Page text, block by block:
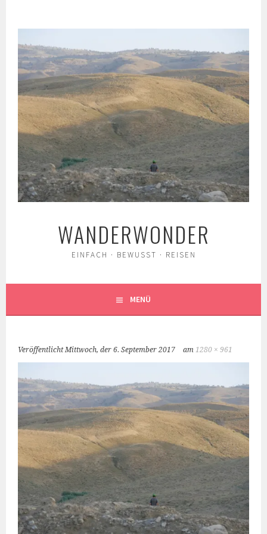
WANDERWONDER
EINFACH · BEWUSST · REISEN
MENÜ
VeröffentlichtMittwoch, der 6. September 2017 am1280 × 961